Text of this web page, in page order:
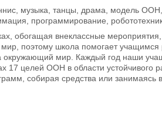
музыка, танцы, драма, модель
программирование,
обогащая внеклассные
поэтому школа помогает учащимся
окружающий мир. Каждый год наши
17 целей ООН в области устойчивого
собирая средства или занимаясь